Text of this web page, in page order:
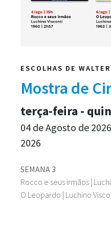
ESCOLHAS DE
Mostra de
SEMANA 3
Rocco e seus irmãos |
O Leopardo | Luchino
terça-feira -
04 de Agosto de
2026